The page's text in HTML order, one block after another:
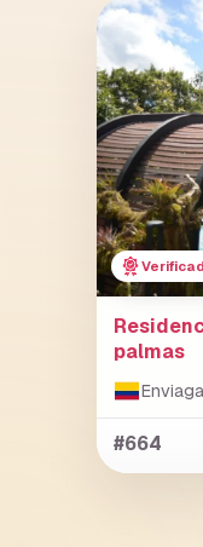
palmas
#664